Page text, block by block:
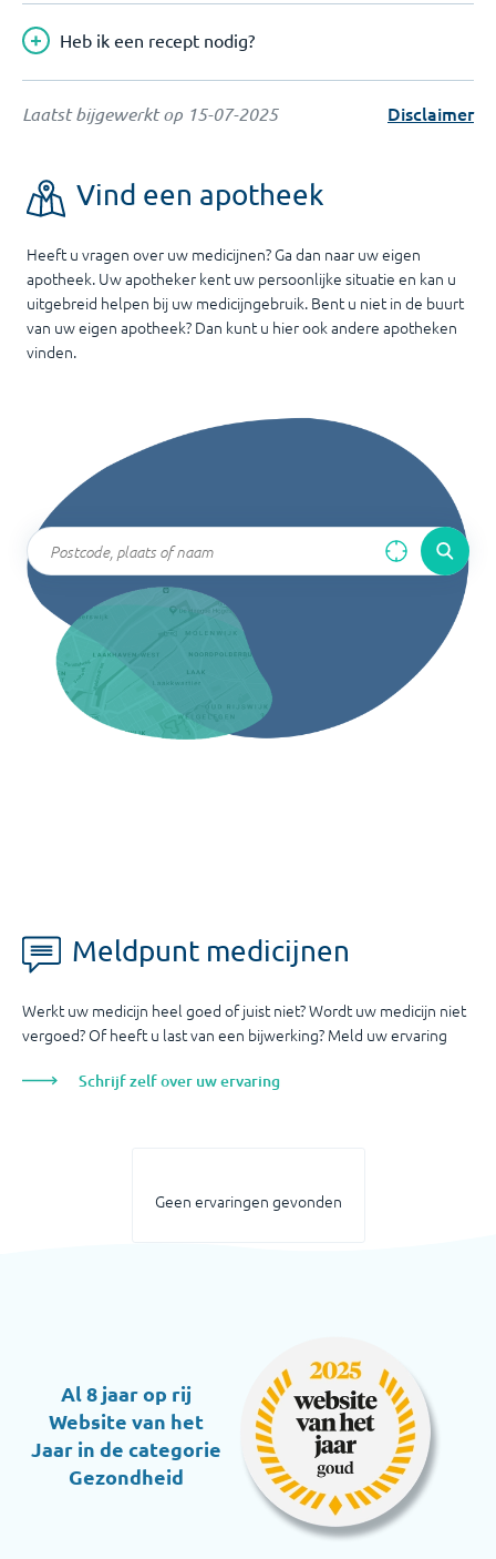
Heb ik een recept nodig?
Laatst bijgewerkt op 15-07-2025 Disclaimer
Vind een apotheek
Heeft u vragen over uw medicijnen? Ga dan naar uw eigen
apotheek. Uw apotheker kent uw persoonlijke situatie en kan u
uitgebreid helpen bij uw medicijngebruik. Bent u niet in de buurt
van uw eigen apotheek? Dan kunt u hier ook andere apotheken
vinden.
Meldpunt medicijnen
Werkt uw medicijn heel goed of juist niet? Wordt uw medicijn niet
vergoed? Of heeft u last van een bijwerking? Meld uw ervaring
Schrijf zelf over uw ervaring
Geen ervaringen gevonden
Al 8 jaar op rij
Website van het
Jaar in de categorie
Gezondheid